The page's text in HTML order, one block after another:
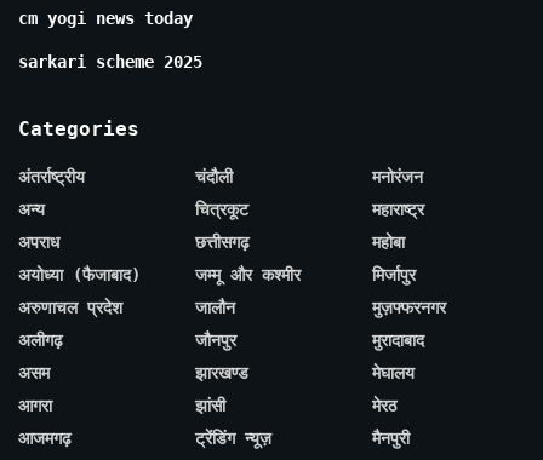
cm yogi news today
sarkari scheme 2025
Categories
अंतर्राष्ट्रीय
अन्य
अपराध
अयोध्या (फैजाबाद)
अरुणाचल प्रदेश
अलीगढ़
असम
आगरा
आजमगढ़
चंदौली
चित्रकूट
छत्तीसगढ़
जम्मू और कश्मीर
जालौन
जौनपुर
झारखण्ड
झांसी
ट्रेंडिंग न्यूज़
मनोरंजन
महाराष्ट्र
महोबा
मिर्जापुर
मुज़फ्फरनगर
मुरादाबाद
मेघालय
मेरठ
मैनपुरी